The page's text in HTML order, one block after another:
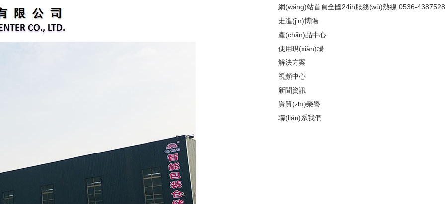
全國24ih服務(wù)熱線 0536-4387528
網(wǎng)站首頁
走進(jìn)博陽
產(chǎn)品中心
使用現(xiàn)場
解決方案
視頻中心
新聞資訊
資質(zhì)榮譽
聯(lián)系我們